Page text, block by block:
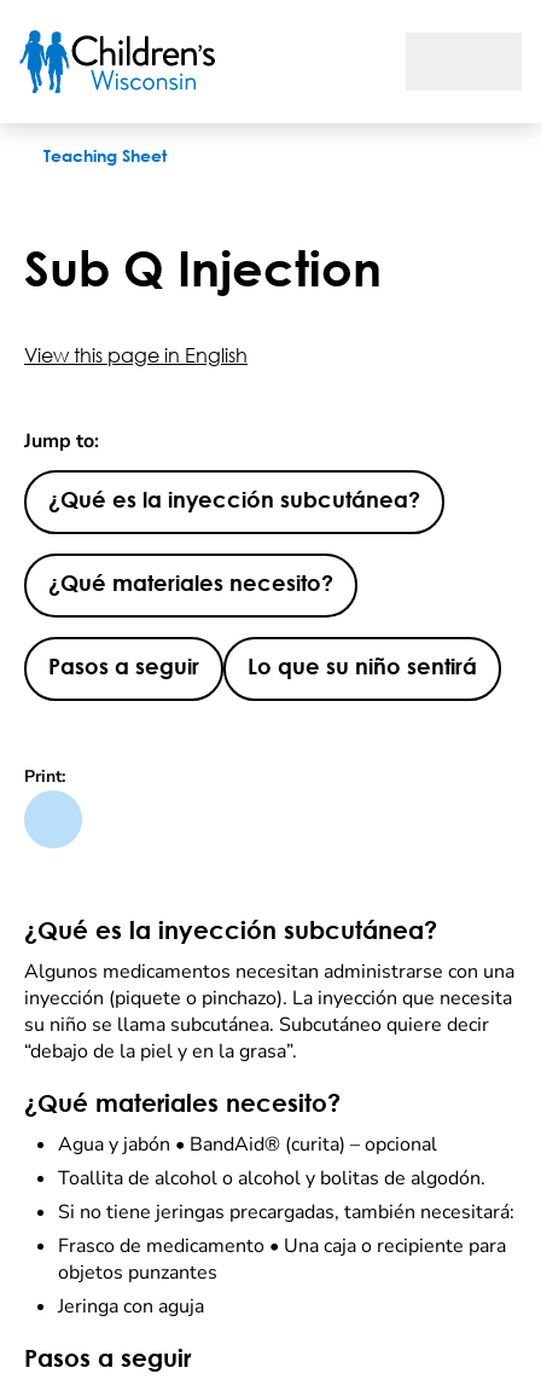
Teaching Sheet
Sub Q Injection
View this page in English
Jump to:
¿Qué es la inyección subcutánea?
¿Qué materiales necesito?
Pasos a seguir Lo que su niño sentirá
Print:
¿Qué es la inyección subcutánea?
Algunos medicamentos necesitan administrarse con una
inyección (piquete o pinchazo). La inyección que necesita
su niño se llama subcutánea. Subcutáneo quiere decir
“debajo de la piel y en la grasa”.
¿Qué materiales necesito?
Agua y jabón • BandAid® (curita) – opcional
Toallita de alcohol o alcohol y bolitas de algodón.
Si no tiene jeringas precargadas, también necesitará:
Frasco de medicamento • Una caja o recipiente para
objetos punzantes
Jeringa con aguja
Pasos a seguir